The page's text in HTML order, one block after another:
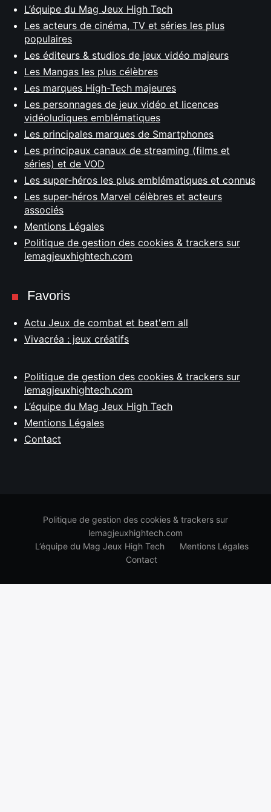
L’équipe du Mag Jeux High Tech
Les acteurs de cinéma, TV et séries les plus
populaires
Les éditeurs & studios de jeux vidéo majeurs
Les Mangas les plus célèbres
Les marques High-Tech majeures
Les personnages de jeux vidéo et licences
vidéoludiques emblématiques
Les principales marques de Smartphones
Les principaux canaux de streaming (films et
séries) et de VOD
Les super-héros les plus emblématiques et connus
Les super-héros Marvel célèbres et acteurs
associés
Mentions Légales
Politique de gestion des cookies & trackers sur
lemagjeuxhightech.com
Favoris
Actu Jeux de combat et beat'em all
Vivacréa : jeux créatifs
Politique de gestion des cookies & trackers sur
lemagjeuxhightech.com
L’équipe du Mag Jeux High Tech
Mentions Légales
Contact
Politique de gestion des cookies & trackers sur
lemagjeuxhightech.com
L’équipe du Mag Jeux High Tech
Mentions Légales
Contact